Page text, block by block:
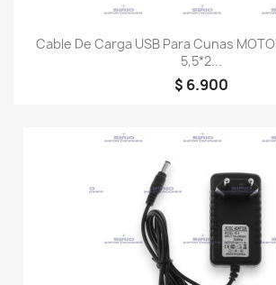
Cable De Carga USB Para Cunas
5,5*2...
$ 6.900